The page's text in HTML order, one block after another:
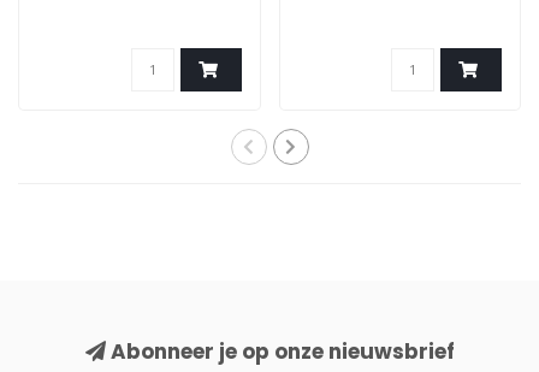
Abonneer je op onze nieuwsbrief